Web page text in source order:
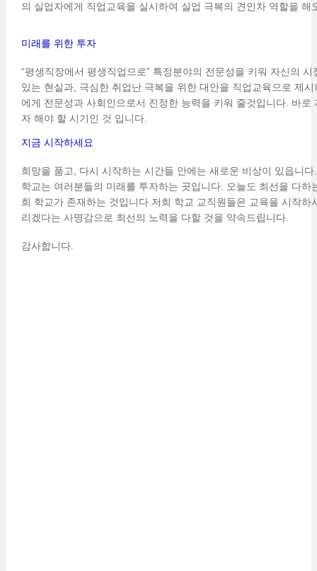
의 실업자에게 직업교육을 실시하여 실업 극복의 견인차 역할을 해
미래를 위한 투자
“평생직장에서 평생직업으로” 특정분야의 전문성을 키워 자신의
있는 현실과, 극심한 취업난 극복을 위한 대안을 직업교육으로 제
에게 전문성과 사회인으로서 진정한 능력을 키워 줄것입니다. 바
자 해야 할 시기인 것 입니다.
지금 시작하세요
희망을 품고, 다시 시작하는 시간들 안에는 새로운 비상이 있읍니
학교는 여러분들의 미래를 투자하는 곳입니다. 오늘도 최선을 다
희 학교가 존재하는 것입니다.저희 학교 교직원들은 교육을 시작
리겠다는 사명감으로 최선의 노력을 다할 것을 약속드립니다.
감사합니다.